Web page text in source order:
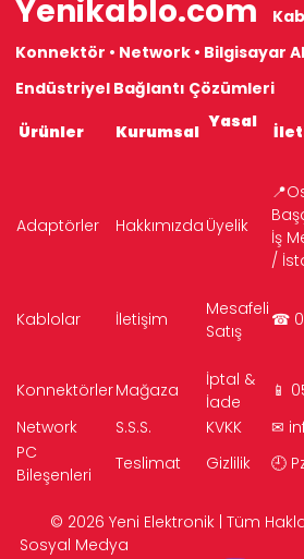
Yenikablo.com
Konnektör • Network • Bilgisayar
Endüstriyel Bağlantı Çözümleri
Ürünler
Kurumsal Yasal
Adaptörler Hakkımızda Üyelik
İş
/
Kablolar İletişim
Mesafeli
Satış
☎
KonnektörlerMağaza
İptal &
İade
📱
Network
S.S.S. KVKK ✉
PC
Bileşenleri
Teslimat Gizlilik 🕘
© 2026 Yeni Elektronik | Tüm
Sosyal